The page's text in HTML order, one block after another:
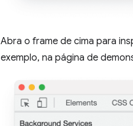
Abra o frame de cima para
exemplo, na página de